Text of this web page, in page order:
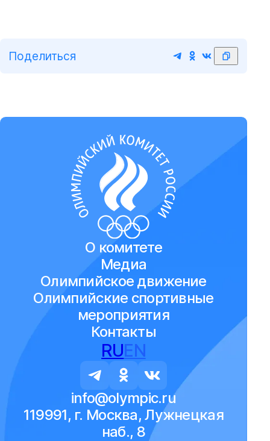
Поделиться
О комитете
Медиа
Олимпийское движение
Олимпийские спортивные
мероприятия
Контакты
RUEN
info@olympic.ru
119991, г. Москва, Лужнецкая
наб., 8